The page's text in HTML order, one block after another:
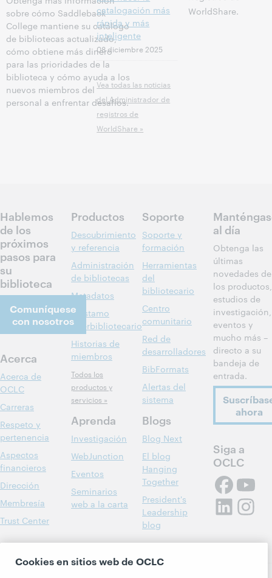
sobre cómo Saddleback
College mantiene su catálogo
de bibliotecas actualizado,
cómo obtiene más dinero
para las prioridades de la
biblioteca y cómo ayuda a los
nuevos miembros del
personal a enfrentar desafíos.
catalogación más
rápida y más
inteligente
08 diciembre 2025
Vea todas las noticias
del Administrador de
registros de
WorldShare »
WorldShare.
Hablemos
de los
próximos
pasos para
su
biblioteca
Comuníquese
con nosotros
Acerca
Acerca de
OCLC
Carreras
Respeto y
pertenencia
Aspectos
financieros
Dirección
Membresía
Trust Center
Productos
Descubrimiento
y referencia
Administración
de bibliotecas
Metadatos
Préstamo
interbibliotecario
Historias de
miembros
Todos los
productos y
servicios »
Aprenda
Investigación
WebJunction
Eventos
Seminarios
web a la carta
Soporte
Soporte y
formación
Herramientas
del
bibliotecario
Centro
comunitario
Red de
desarrolladores
BibFormats
Alertas del
sistema
Blogs
Blog Next
El blog
Hanging
Together
President's
Leadership
blog
al día
Obtenga las
últimas
novedades de
los productos,
estudios de
investigación,
eventos y
mucho más –
directo a su
bandeja de
entrada.
ahora
Siga a
OCLC
Cookies en sitios web de OCLC